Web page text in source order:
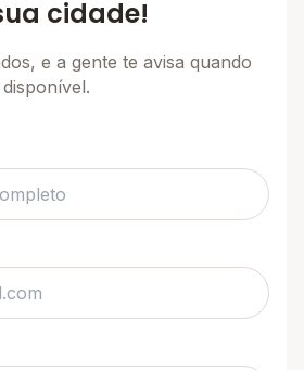
cidade!
e a gente te avisa quando